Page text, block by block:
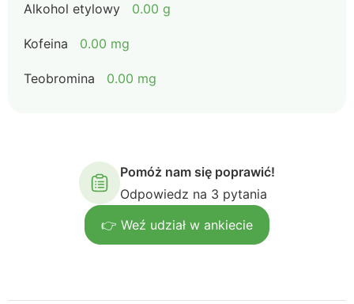
Alkohol etylowy 0.00 g
Kofeina 0.00 mg
Teobromina 0.00 mg
Pomóż nam się poprawić!
Odpowiedz na 3 pytania
👉 Weź udział w ankiecie